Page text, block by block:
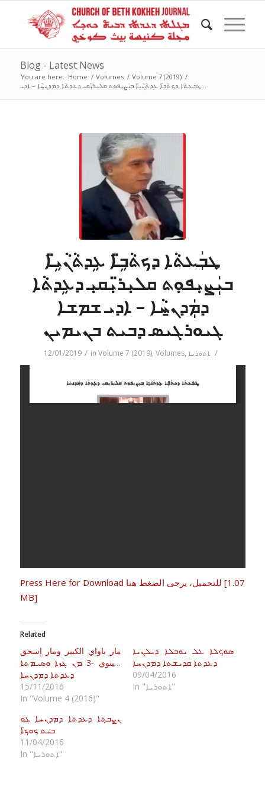
Blog - Latest News
You are here: Home / Volumes / Volume 7 (2019) /
ܛܒܲܥܬܵܐ ܕܟܬܵܒܹ̈ܐ ܥܹܕܬܵܢܵܝܹ̈ܐ ܒܝܲܨܝܼܦܘܼܬ ܩܠܝܼܪ̈ܝܼܩܝܼ ܕܥܹܕܬܵܐ ܕܡܲܕܢ̱ܚܵܐ – ܐܕܝ...
ܛܒܲܥܬܵܐ ܕܟܬܵܒܹ̈ܐ ܥܹܕܬܵܢܵܝܹ̈ܐ
ܒܝܲܨܝܼܦܘܼܬ ܩܠܝܼܪ̈ܝܼܩܝܼ ܕܥܹܕܬܵܐ
ܕܡܲܕܢ̱ܚܵܐ – ܐܕܝ ܫܡܫܐ
ܓܝܘܪܓܝܣ ܕܒܝܬ ܒܢܝܡܝܢ
12/01/2019 / inVolume 7 (2019),Volumes, ܐܬܘܪܝܐ /
Press Here for Download للتحميل، يرجى الضغط هنا [1.07
MB]
Related
مار باواي الكبير ومار إسحق
النينوي -3 ܡܢ ܓܙܐ ܘܣܝܡܬܐ
ܕܥܕܬܐ ܕܡܕܢܚܐ
15/11/2016
In "Volume 4 (2016)"
ܣܘܟܠܐ ܥܠ ܝܘܒܠܐ ܕܝܠܢܝܐ
ܕܥܕܬܐ ܩܕܝܫܬܐ ܕܡܕܢܚܐ
09/04/2016
In "ܐܬܘܪܝܐ"
ܢܨܒ̣ܬܐ ܕܥܕܬܐ ܕܡܕܢܚܐ ܓܘ
ܒܝܬ ܟܘܟ̈ܐ
11/04/2016
In "ܐܬܘܪܝܐ"